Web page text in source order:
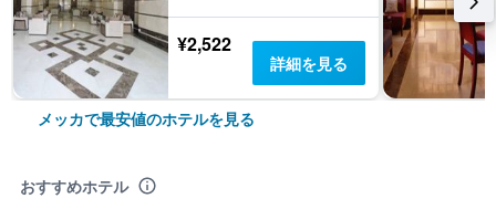
¥2,522
詳細を見る
メッカで最安値のホテルを見る
おすすめホテル